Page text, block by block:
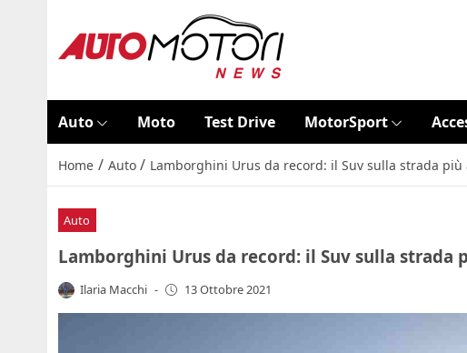
Auto Moto Test Drive MotorSport
Home / Auto / Lamborghini Urus da record: il Suv sulla strada più
Auto
Lamborghini Urus da record: il Suv sulla strada
Ilaria Macchi - 13 Ottobre 2021